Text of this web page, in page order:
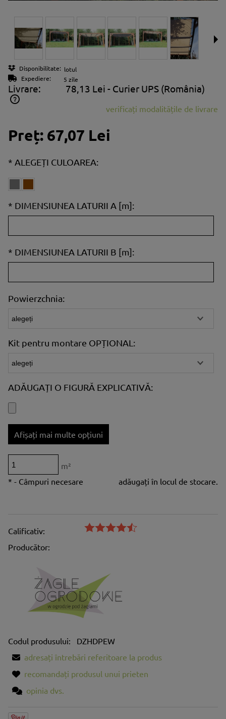
Disponibilitate: lotul
Expediere:
5 zile
Livrare: 78,13 Lei - Curier UPS (România)
Prețul nu include eventualele costuri aferente plăților
verificați modalitățile de livrare
Preț: 67,07 Lei
* ALEGEȚI CULOAREA:
* DIMENSIUNEA LATURII A [m]:
* DIMENSIUNEA LATURII B [m]:
Powierzchnia:
Kit pentru montare OPȚIONAL:
ADĂUGAȚI O FIGURĂ EXPLICATIVĂ:
Afișați mai multe opțiuni
m²
adăugați în locul de stocare.
* - Câmpuri necesare
Calificativ:
Producător:
Codul produsului:
DZHDPEW
adresați întrebări referitoare la produs
recomandați produsul unui prieten
opinia dvs.